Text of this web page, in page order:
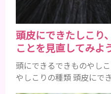
頭皮にできたしこり
ことを見直してみよ
頭にできるできものやし
やしこりの種類 頭皮にで